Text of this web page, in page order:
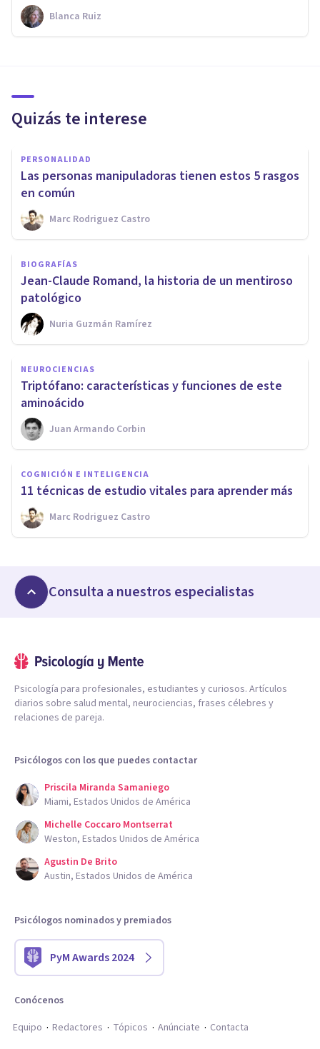
Blanca Ruiz
Quizás te interese
PERSONALIDAD
Las personas manipuladoras tienen estos 5 rasgos
en común
Marc Rodriguez Castro
BIOGRAFÍAS
​Jean-Claude Romand, la historia de un mentiroso
patológico
Nuria Guzmán Ramírez
NEUROCIENCIAS
​Triptófano: características y funciones de este
aminoácido
Juan Armando Corbin
COGNICIÓN E INTELIGENCIA
11 técnicas de estudio vitales para aprender más
Marc Rodriguez Castro
Consulta a nuestros especialistas
Psicología para profesionales, estudiantes y curiosos. Artículos
diarios sobre salud mental, neurociencias, frases célebres y
relaciones de pareja.
Psicólogos con los que puedes contactar
Priscila Miranda Samaniego
Miami, Estados Unidos de América
Michelle Coccaro Montserrat
Weston, Estados Unidos de América
Agustin De Brito
Austin, Estados Unidos de América
Psicólogos nominados y premiados
PyM Awards 2024
Conócenos
Equipo
Redactores Tópicos Anúnciate Contacta